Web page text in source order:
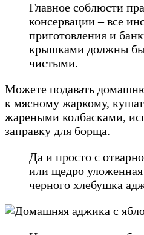
Главное соблюсти
консервации – все
приготовления и
крышками должны
чистыми.
Можете подавать
к мясному жаркому,
жареными колбасками,
заправку для борща.
Да и просто с
или щедро уложенная
черного хлебушка